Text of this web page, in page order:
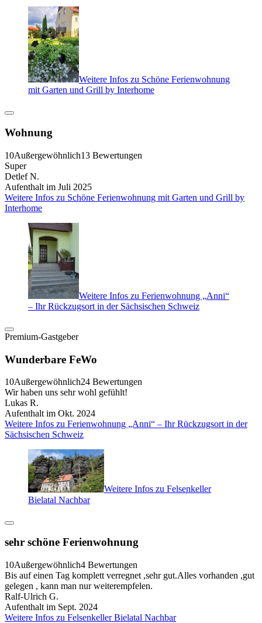
Weitere Infos zu Schöne Ferienwohnung
mit Garten und Grill by Interhome
Wohnung
10Außergewöhnlich13 Bewertungen
Super
Detlef N.
Aufenthalt im Juli 2025
Weitere Infos zu Schöne Ferienwohnung mit Garten und Grill by
Interhome
Weitere Infos zu Ferienwohnung „Anni“
– Ihr Rückzugsort in der Sächsischen Schweiz
Premium-Gastgeber
Wunderbare FeWo
10Außergewöhnlich24 Bewertungen
Wir haben uns sehr wohl gefühlt!
Lukas R.
Aufenthalt im Okt. 2024
Weitere Infos zu Ferienwohnung „Anni“ – Ihr Rückzugsort in der
Sächsischen Schweiz
Weitere Infos zu Felsenkeller
Bielatal Nachbar
sehr schöne Ferienwohnung
10Außergewöhnlich4 Bewertungen
Bis auf einen Tag komplett verregnet ,sehr gut.Alles vorhanden ,gut
gelegen , kann man nur weiterempfelen.
Ralf-Ulrich G.
Aufenthalt im Sept. 2024
Weitere Infos zu Felsenkeller Bielatal Nachbar